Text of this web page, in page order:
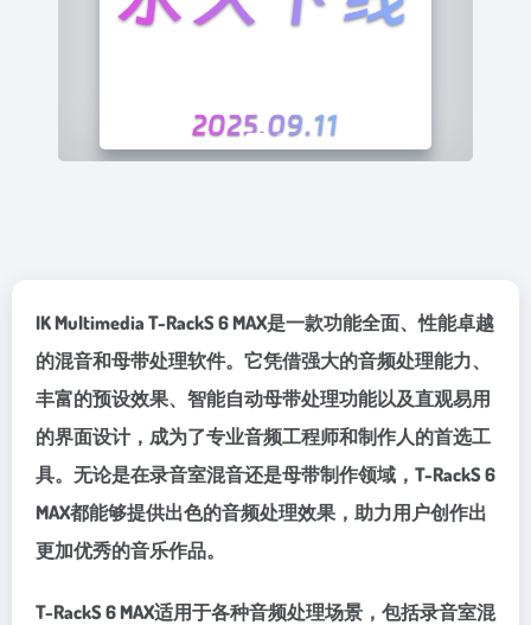
IK Multimedia T-RackS 6 MAX是一款功能全面、性能卓越
的混音和母带处理软件。它凭借强大的音频处理能力、
丰富的预设效果、智能自动母带处理功能以及直观易用
的界面设计，成为了专业音频工程师和制作人的首选工
具。无论是在录音室混音还是母带制作领域，T-RackS 6
MAX都能够提供出色的音频处理效果，助力用户创作出
更加优秀的音乐作品。
T-RackS 6 MAX适用于各种音频处理场景，包括录音室混